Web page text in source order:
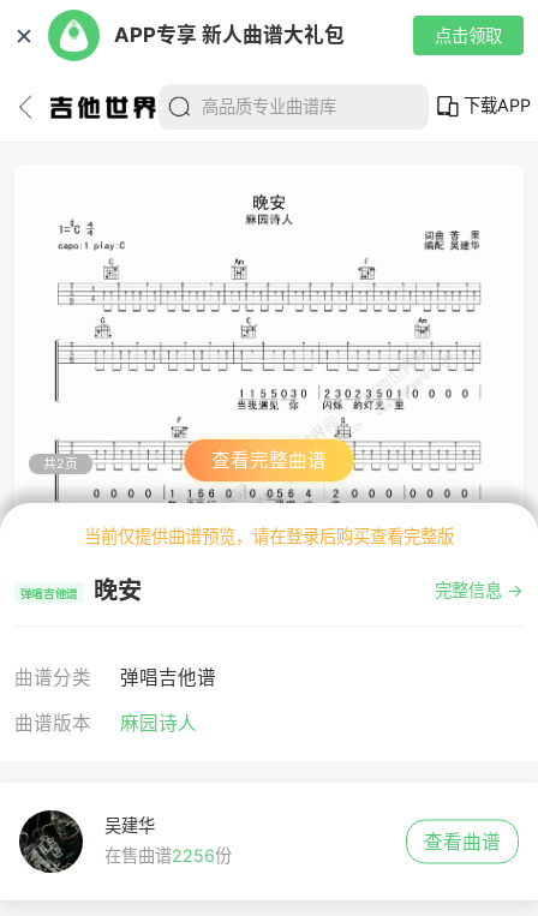
✕ APP专享 新人曲谱大礼包 点击领取
下载APP
共2页 查看完整曲谱
当前仅提供曲谱预览，请在登录后购买查看完整版
完整信息 →
弹唱吉他谱 晚安
曲谱分类
弹唱吉他谱
曲谱版本
麻园诗人
吴建华
在售曲谱2256份
查看曲谱